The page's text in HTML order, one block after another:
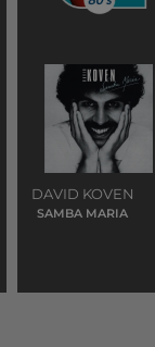
DAVID KOVEN
SAMBA MARIA